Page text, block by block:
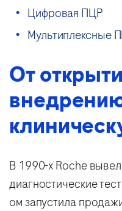
Цифровая ПЦР
Мультиплексные
От
В 1990-х Roche
диагностические
ом запустила